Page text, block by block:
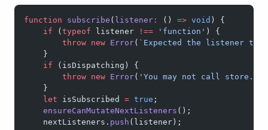
function subscribe ( listener : () => void ) {
    if
(typeof listener !== 'function' ) {
        throw
new Error( `Expected the listener to
    }
    if
(isDispatching) {
        throw
new Error( 'You may not call
    }
    let
isSubscribed = true ;
    ensureCanMutateNextListeners
();
    nextListeners.
push (listener);